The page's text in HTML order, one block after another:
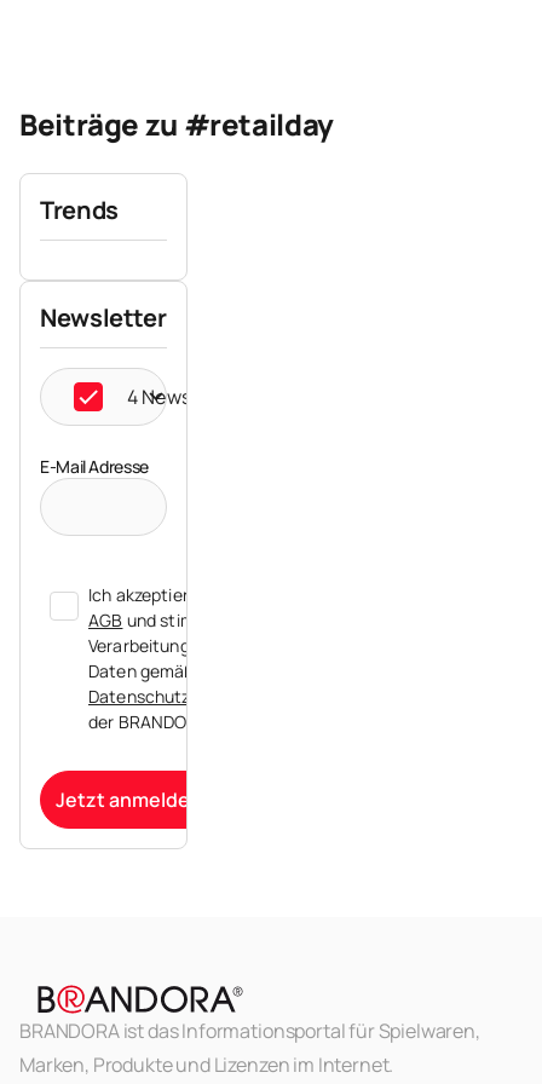
Beiträge zu #retailday
Trends
Newsletter
4 Newsletter ausgewählt
E-Mail Adresse
Ich akzeptiere die
AGB und stimme der
Verarbeitung meiner
Daten gemäß der
Datenschutzerklärung
der BRANDORA zu.
Jetzt anmelden
BRANDORA ist das Informationsportal für Spielwaren,
Marken, Produkte und Lizenzen im Internet.